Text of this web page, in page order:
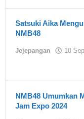
Satsuki Aika
NMB48
Jejepangan 10
NMB48 Umumkan
Jam Expo 2024